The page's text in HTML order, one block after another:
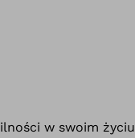
w swoim życiu